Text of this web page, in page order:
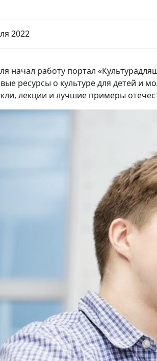
2022
начал работу портал
ресурсы о культуре для детей и
лекции и лучшие примеры